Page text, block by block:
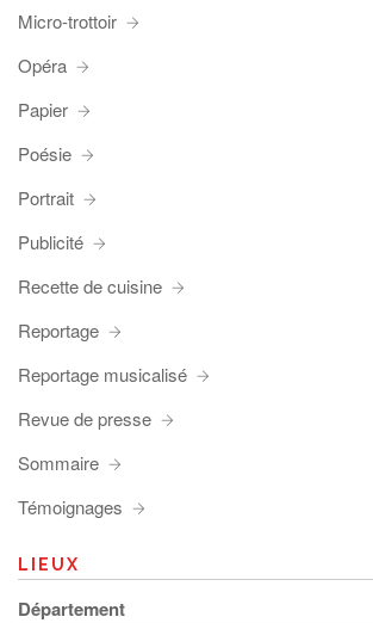
Micro-trottoir
Opéra
Papier
Poésie
Portrait
Publicité
Recette de cuisine
Reportage
Reportage musicalisé
Revue de presse
Sommaire
Témoignages
LIEUX
Département